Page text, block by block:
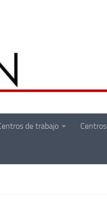
de trabajo